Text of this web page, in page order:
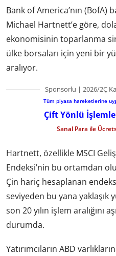
Bank of America’nın
Michael Hartnett’e göre,
ekonomisinin toparlanma
ülke borsaları için yeni bir
aralıyor.
Sponsorlu | 2026/2Ç
Tüm piyasa hareketlerine
Çift Yönlü
Sanal Para ile
Hartnett, özellikle MSCI
Endeksi’nin bu ortamdan
Çin hariç hesaplanan
seviyeden bu yana yaklaşık
son 20 yılın işlem aralığını
durumda.
Yatırımcıların ABD